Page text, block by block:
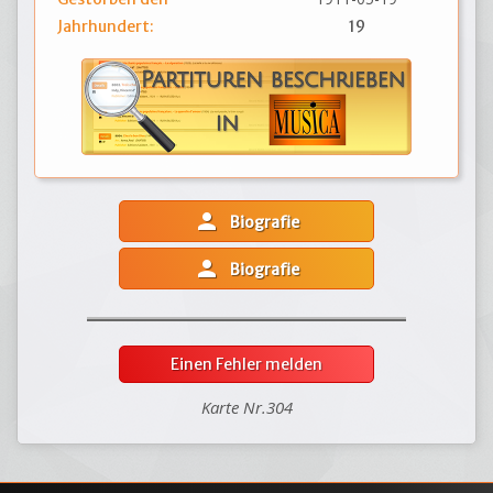
Jahrhundert: 19
person Biografie
person Biografie
Einen Fehler melden
Karte Nr.304